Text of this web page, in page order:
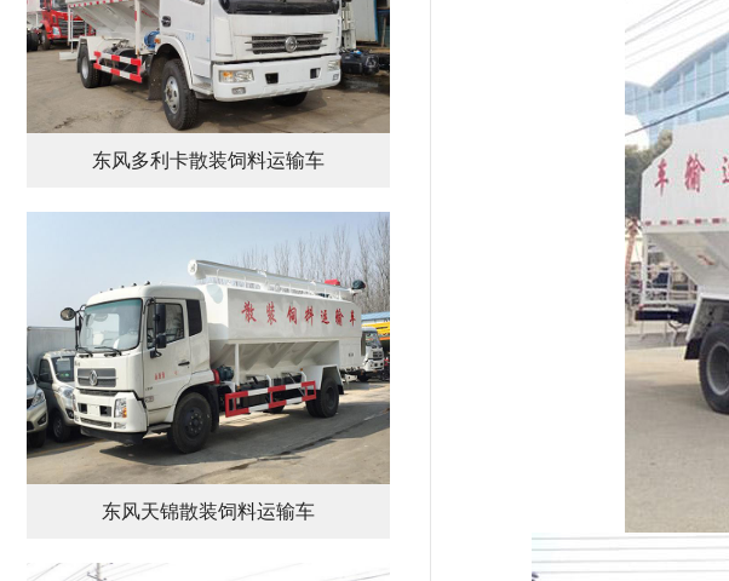
东风多利卡散装饲料运输车
东风天锦散装饲料运输车